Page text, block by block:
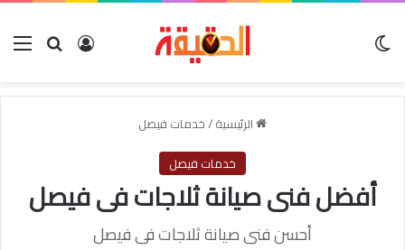
بحث عنتسجيل
الرئيسية/خدمات فيصل
خدمات فيصل
أفضل فنى صيانة ثلاجات فى فيصل
أحسن فنى صيانة ثلاجات فى فيصل